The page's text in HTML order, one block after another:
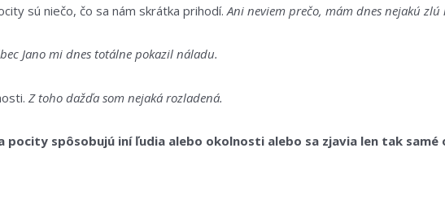
sú niečo, čo sa nám skrátka prihodí.Ani neviem prečo, mám dnes nejakú zlú
Jano mi dnes totálne pokazil náladu.
Z toho dažďa som nejaká rozladená.
pocity spôsobujú iní ľudia alebo okolnosti alebo sa zjavia len tak samé